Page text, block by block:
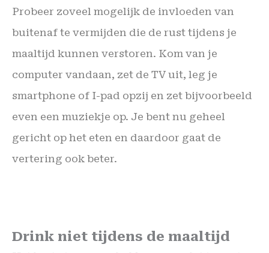
Probeer zoveel mogelijk de invloeden van
buitenaf te vermijden die de rust tijdens je
maaltijd kunnen verstoren. Kom van je
computer vandaan, zet de TV uit, leg je
smartphone of I-pad opzij en zet bijvoorbeeld
even een muziekje op. Je bent nu geheel
gericht op het eten en daardoor gaat de
vertering ook beter.
Drink niet tijdens de maaltijd